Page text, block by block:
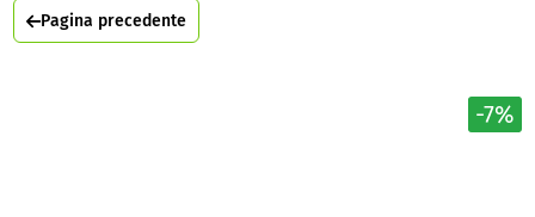
Pagina precedente
-7%